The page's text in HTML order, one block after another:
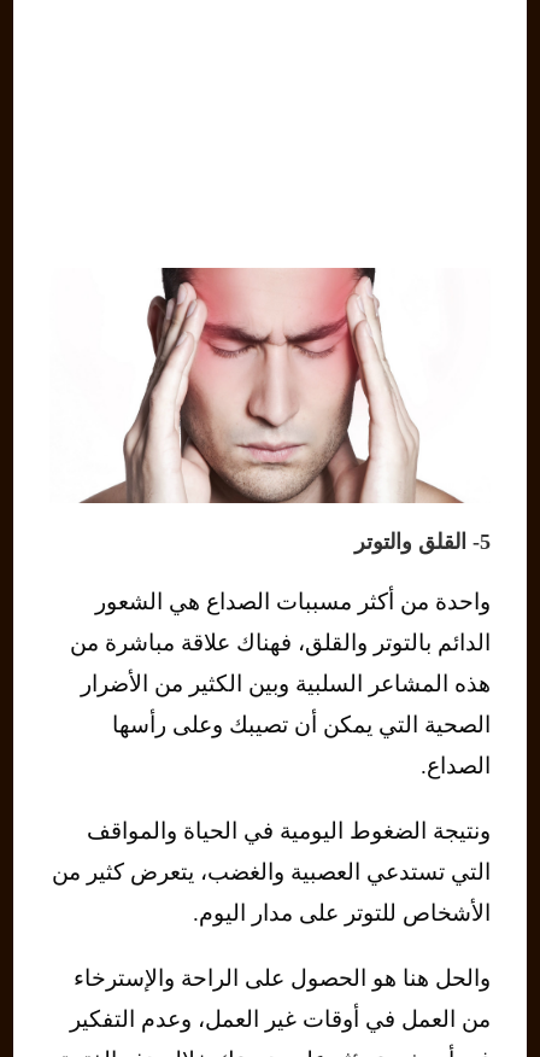
5- القلق والتوتر
واحدة من أكثر مسببات الصداع هي الشعور
الدائم بالتوتر والقلق، فهناك علاقة مباشرة من
هذه المشاعر السلبية وبين الكثير من الأضرار
الصحية التي يمكن أن تصيبك وعلى رأسها
الصداع.
ونتيجة الضغوط اليومية في الحياة والمواقف
التي تستدعي العصبية والغضب، يتعرض كثير من
الأشخاص للتوتر على مدار اليوم.
والحل هنا هو الحصول على الراحة والإسترخاء
من العمل في أوقات غير العمل، وعدم التفكير